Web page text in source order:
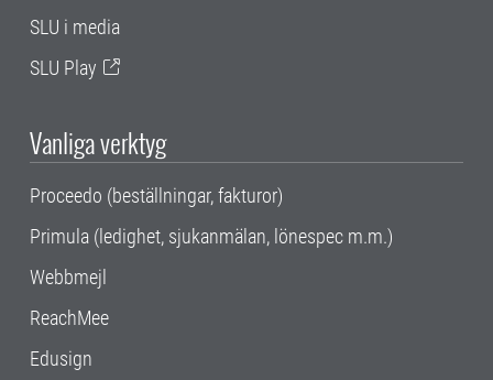
SLU i media
SLU Play
Vanliga verktyg
Proceedo (beställningar, fakturor)
Primula (ledighet, sjukanmälan, lönespec m.m.)
Webbmejl
ReachMee
Edusign